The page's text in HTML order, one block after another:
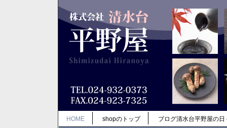
HOME shopのトップ ブログ清水台平野屋の日